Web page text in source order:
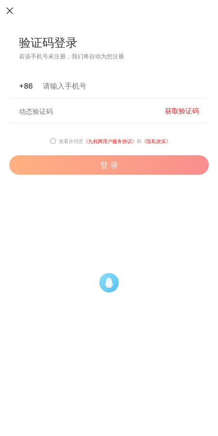
验证码登录
若该手机号未注册，我们将自动为您注册
+86
获取验证码
查看并同意 《九机网用户服务协议》 和 《隐私政策》
登 录